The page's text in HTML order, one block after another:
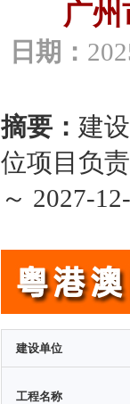
广
日期：
摘要： 建
位项目负
～ 2027-
建设单位
工程名称